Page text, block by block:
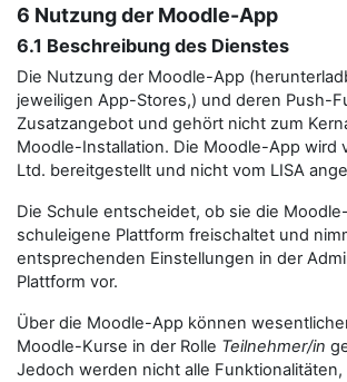
6 Nutzung der Moodle-App
6.1 Beschreibung des Dienstes
Die Nutzung der Moodle-App
jeweiligen App-Stores,) und deren Push-
Zusatzangebot und gehört nicht zum
Moodle-Installation. Die Moodle-App wird
Ltd. bereitgestellt und nicht vom LISA
Die Schule entscheidet, ob sie die
schuleigene Plattform freischaltet und
entsprechenden Einstellungen in der
Plattform vor.
Über die Moodle-App können
Moodle-Kurse in der Rolle Teilnehmer/in
Jedoch werden nicht alle